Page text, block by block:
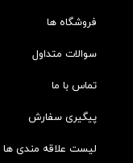
فروشگاه ها
سوالات متداول
تماس با ما
پیگیری سفارش
لیست علاقه مندی ها